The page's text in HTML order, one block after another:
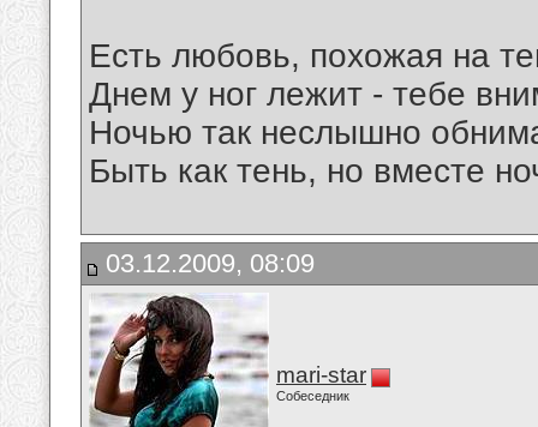
Есть любовь, похожая на
Днем у ног лежит - тебе
Ночью так неслышно
Быть как тень, но вместе
03.12.2009, 08:09
mari-star
Собеседник